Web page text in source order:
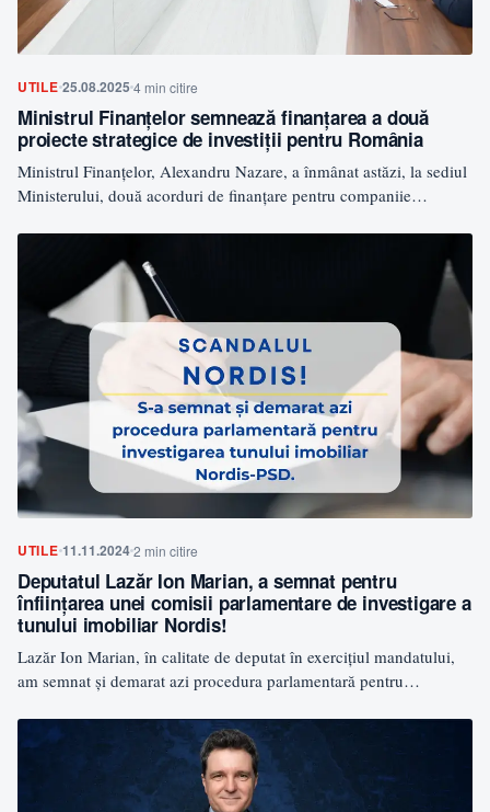
UTILE 25.08.2025 4 min citire
Ministrul Finanţelor semnează finanţarea a două
proiecte strategice de investiţii pentru România
Ministrul Finanţelor, Alexandru Nazare, a înmânat astăzi, la sediul
Ministerului, două acorduri de finanţare pentru companiie
UTILE 11.11.20242 min citire
Deputatul Lazăr Ion Marian, a semnat pentru
înfiinţarea unei comisii parlamentare de investigare a
tunului imobiliar Nordis!
Lazăr Ion Marian, în calitate de deputat în exercițiul mandatului,
am semnat și demarat azi procedura parlamentară pentru…